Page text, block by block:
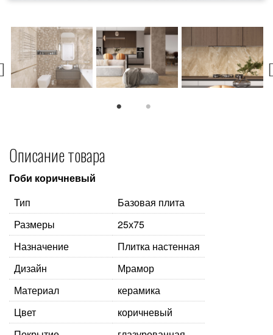
Описание товара
Гоби коричневый
Тип
Базовая плита
Размеры
25х75
Назначение
Плитка настенная
Дизайн
Мрамор
Материал
керамика
Цвет
коричневый